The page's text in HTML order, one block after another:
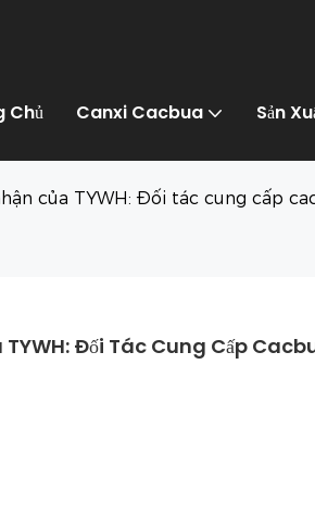
Chủ Canxi Cacbua Sản
của TYWH: Đối tác cung cấp
Đối Tác Cung Cấp